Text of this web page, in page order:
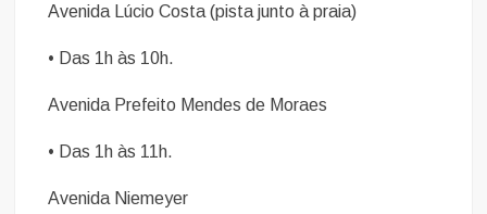
Avenida Lúcio Costa (pista junto à praia)
• Das 1h às 10h.
Avenida Prefeito Mendes de Moraes
• Das 1h às 11h.
Avenida Niemeyer